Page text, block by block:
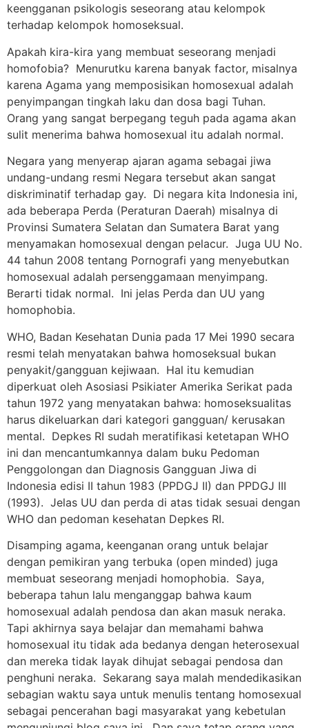
keengganan psikologis seseorang atau kelompok
terhadap kelompok homoseksual.
Apakah kira-kira yang membuat seseorang menjadi
homofobia? Menurutku karena banyak factor, misalnya
karena Agama yang memposisikan homosexual adalah
penyimpangan tingkah laku dan dosa bagi Tuhan.
Orang yang sangat berpegang teguh pada agama akan
sulit menerima bahwa homosexual itu adalah normal.
Negara yang menyerap ajaran agama sebagai jiwa
undang-undang resmi Negara tersebut akan sangat
diskriminatif terhadap gay. Di negara kita Indonesia ini,
ada beberapa Perda (Peraturan Daerah) misalnya di
Provinsi Sumatera Selatan dan Sumatera Barat yang
menyamakan homosexual dengan pelacur. Juga UU No.
44 tahun 2008 tentang Pornografi yang menyebutkan
homosexual adalah persenggamaan menyimpang.
Berarti tidak normal. Ini jelas Perda dan UU yang
homophobia.
WHO, Badan Kesehatan Dunia pada 17 Mei 1990 secara
resmi telah menyatakan bahwa homoseksual bukan
penyakit/gangguan kejiwaan. Hal itu kemudian
diperkuat oleh Asosiasi Psikiater Amerika Serikat pada
tahun 1972 yang menyatakan bahwa: homoseksualitas
harus dikeluarkan dari kategori gangguan/ kerusakan
mental. Depkes RI sudah meratifikasi ketetapan WHO
ini dan mencantumkannya dalam buku Pedoman
Penggolongan dan Diagnosis Gangguan Jiwa di
Indonesia edisi II tahun 1983 (PPDGJ II) dan PPDGJ III
(1993). Jelas UU dan perda di atas tidak sesuai dengan
WHO dan pedoman kesehatan Depkes RI.
Disamping agama, keenganan orang untuk belajar
dengan pemikiran yang terbuka (open minded) juga
membuat seseorang menjadi homophobia. Saya,
beberapa tahun lalu menganggap bahwa kaum
homosexual adalah pendosa dan akan masuk neraka.
Tapi akhirnya saya belajar dan memahami bahwa
homosexual itu tidak ada bedanya dengan heterosexual
dan mereka tidak layak dihujat sebagai pendosa dan
penghuni neraka. Sekarang saya malah mendedikasikan
sebagian waktu saya untuk menulis tentang homosexual
sebagai pencerahan bagi masyarakat yang kebetulan